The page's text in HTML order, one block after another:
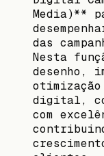
Media)**
das
Nesta
desenho,
otimização
digital,
com